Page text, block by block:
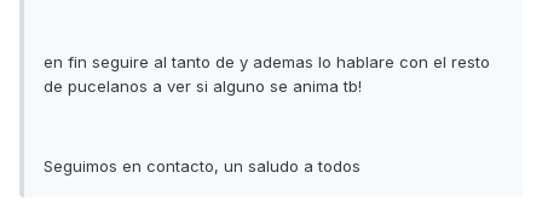
en fin seguire al tanto de y ademas lo hablare con el resto
de pucelanos a ver si alguno se anima tb!
Seguimos en contacto, un saludo a todos